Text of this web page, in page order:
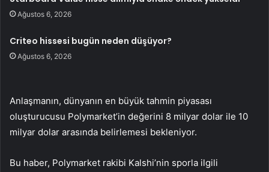
Ağustos 6, 2026
Criteo hissesi bugün neden düşüyor?
Ağustos 6, 2026
Anlaşmanın, dünyanın en büyük tahmin piyasası
oluşturucusu Polymarket’in değerini 8 milyar dolar ile 10
milyar dolar arasında belirlemesi bekleniyor.
Bu haber, Polymarket rakibi Kalshi’nin sporla ilgili